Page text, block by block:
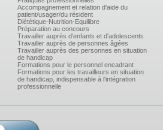
Accompagnement et relation d'aide du
patient/usager/du résident
Diététique-Nutrition-Equilibre
Préparation au concours
Travailler auprès d'enfants et d'adolescents
Travailler auprès de personnes âgées
Travailler auprès des personnes en situation
de handicap
Formations pour le personnel encadrant
Formations pour les travailleurs en situation
de handicap, indispensable à l'intégration
professionnelle